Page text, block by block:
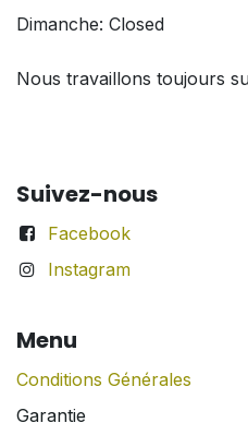
Dimanche: Closed
Nous travaillons toujours
Suivez-nous
Facebook
Instagram
Menu
Conditions Générales
Garantie